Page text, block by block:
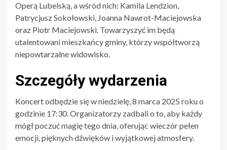
Operą Lubelską, a wśród nich: Kamila Lendzion,
Patrycjusz Sokołowski, Joanna Nawrot-Maciejowska
oraz Piotr Maciejowski. Towarzyszyć im będą
utalentowani mieszkańcy gminy, którzy współtworzą
niepowtarzalne widowisko.
Szczegóły wydarzenia
Koncert odbędzie się w niedzielę, 8 marca 2025 roku o
godzinie 17:30. Organizatorzy zadbali o to, aby każdy
mógł poczuć magię tego dnia, oferując wieczór pełen
emocji, pięknych dźwięków i wyjątkowej atmosfery.